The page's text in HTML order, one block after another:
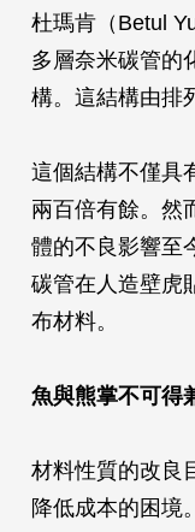
杜瑪肯（Betul
多層奈米碳管的
構。這結構由排
這個結構不僅具
兩百倍有餘。然
體的不良影響至
碳管在人造壁虎
布材料。
魚與熊掌不可得
材料性質的改良
降低成本的困境